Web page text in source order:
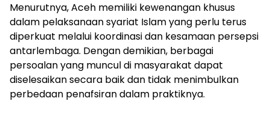
Menurutnya, Aceh memiliki kewenangan khusus
dalam pelaksanaan syariat Islam yang perlu terus
diperkuat melalui koordinasi dan kesamaan persepsi
antarlembaga. Dengan demikian, berbagai
persoalan yang muncul di masyarakat dapat
diselesaikan secara baik dan tidak menimbulkan
perbedaan penafsiran dalam praktiknya.